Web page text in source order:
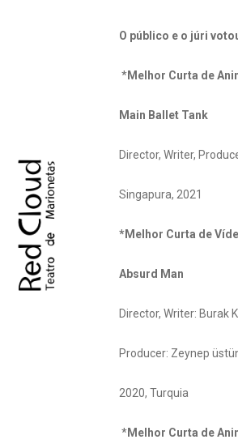
O público e o júri
*Melhor Curta de
Main Ballet Tank
Director, Writer,
Singapura, 2021
*Melhor Curta de
Absurd Man
Director, Writer: Burak
Producer: Zeynep
2020, Turquia
*Melhor Curta de